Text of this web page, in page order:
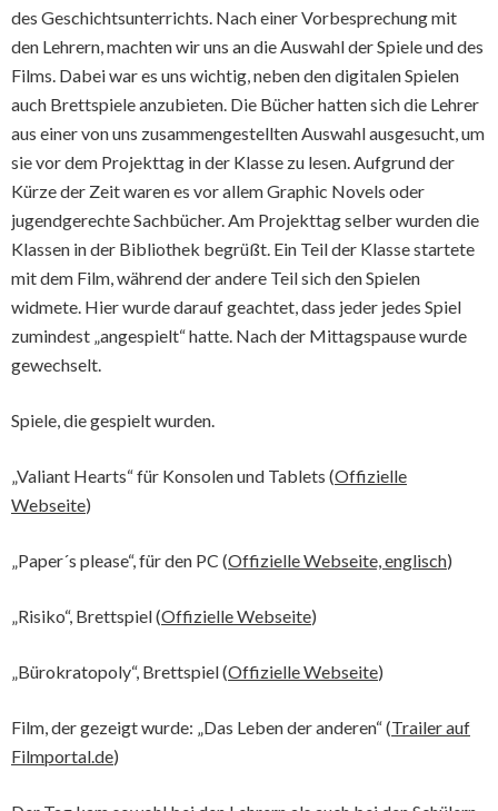
des Geschichtsunterrichts. Nach einer Vorbesprechung mit
den Lehrern, machten wir uns an die Auswahl der Spiele und des
Films. Dabei war es uns wichtig, neben den digitalen Spielen
auch Brettspiele anzubieten. Die Bücher hatten sich die Lehrer
aus einer von uns zusammengestellten Auswahl ausgesucht, um
sie vor dem Projekttag in der Klasse zu lesen. Aufgrund der
Kürze der Zeit waren es vor allem Graphic Novels oder
jugendgerechte Sachbücher. Am Projekttag selber wurden die
Klassen in der Bibliothek begrüßt. Ein Teil der Klasse startete
mit dem Film, während der andere Teil sich den Spielen
widmete. Hier wurde darauf geachtet, dass jeder jedes Spiel
zumindest „angespielt“ hatte. Nach der Mittagspause wurde
gewechselt.
Spiele, die gespielt wurden.
„Valiant Hearts“ für Konsolen und Tablets (Offizielle
Webseite)
„Paper´s please“, für den PC (Offizielle Webseite, englisch)
„Risiko“, Brettspiel (Offizielle Webseite)
„Bürokratopoly“, Brettspiel (Offizielle Webseite)
Film, der gezeigt wurde: „Das Leben der anderen“ (Trailer auf
Filmportal.de)